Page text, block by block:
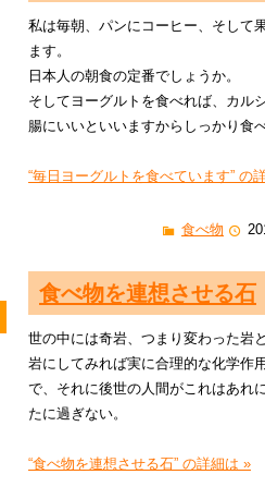
私は毎朝、パンにコーヒー、そして
ます。
日本人の朝食の定番でしょうか。
そしてヨーグルトを食べれば、カル
腸にいいといいますからしっかり食
“毎日ヨーグルトを食べています” の
食べ物
食べ物を連想させる石
世の中には奇岩、つまり変わった岩
岩にしてみれば実に合理的な化学作
で、それに後世の人間がこれはあれ
たに過ぎない。
“食べ物を連想させる石” の詳細は »